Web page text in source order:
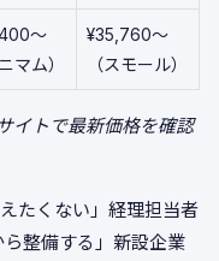
〜
マム）
¥35,760〜
（スモール）
イトで最新価格を確認
たくない」経理担当者
整備する」新設企業